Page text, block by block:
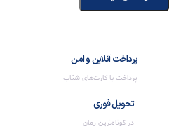
پرداخت آنلاین و امن
پرداخت با کارت‌های شتاب
تحویل فوری
در کوتاه‌ترین زمان